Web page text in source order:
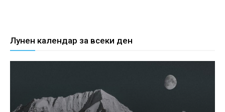
Лунен календар за всеки ден